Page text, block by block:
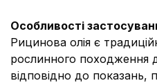
Особливості
Рицинова олія є
рослинного походження
відповідно до